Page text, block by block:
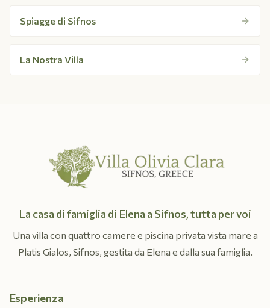
Spiagge di Sifnos
La Nostra Villa
La casa di famiglia di Elena a Sifnos, tutta per voi
Una villa con quattro camere e piscina privata vista mare a
Platis Gialos, Sifnos, gestita da Elena e dalla sua famiglia.
Esperienza